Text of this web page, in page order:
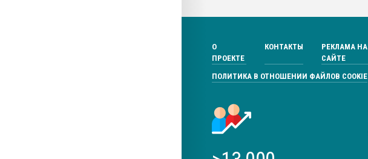
О
ПРОЕКТЕ
КОНТАКТЫ
РЕКЛАМА НА
САЙТЕ
ПОЛИТИКА В ОТНОШЕНИИ ФАЙЛОВ COOKIE